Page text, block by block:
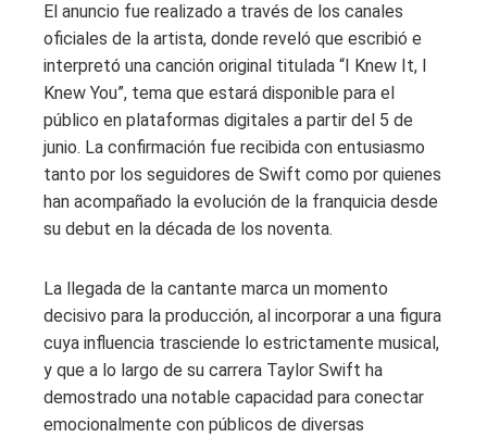
El anuncio fue realizado a través de los canales
oficiales de la artista, donde reveló que escribió e
interpretó una canción original titulada “I Knew It, I
Knew You”, tema que estará disponible para el
público en plataformas digitales a partir del 5 de
junio. La confirmación fue recibida con entusiasmo
tanto por los seguidores de Swift como por quienes
han acompañado la evolución de la franquicia desde
su debut en la década de los noventa.
La llegada de la cantante marca un momento
decisivo para la producción, al incorporar a una figura
cuya influencia trasciende lo estrictamente musical,
y que a lo largo de su carrera Taylor Swift ha
demostrado una notable capacidad para conectar
emocionalmente con públicos de diversas